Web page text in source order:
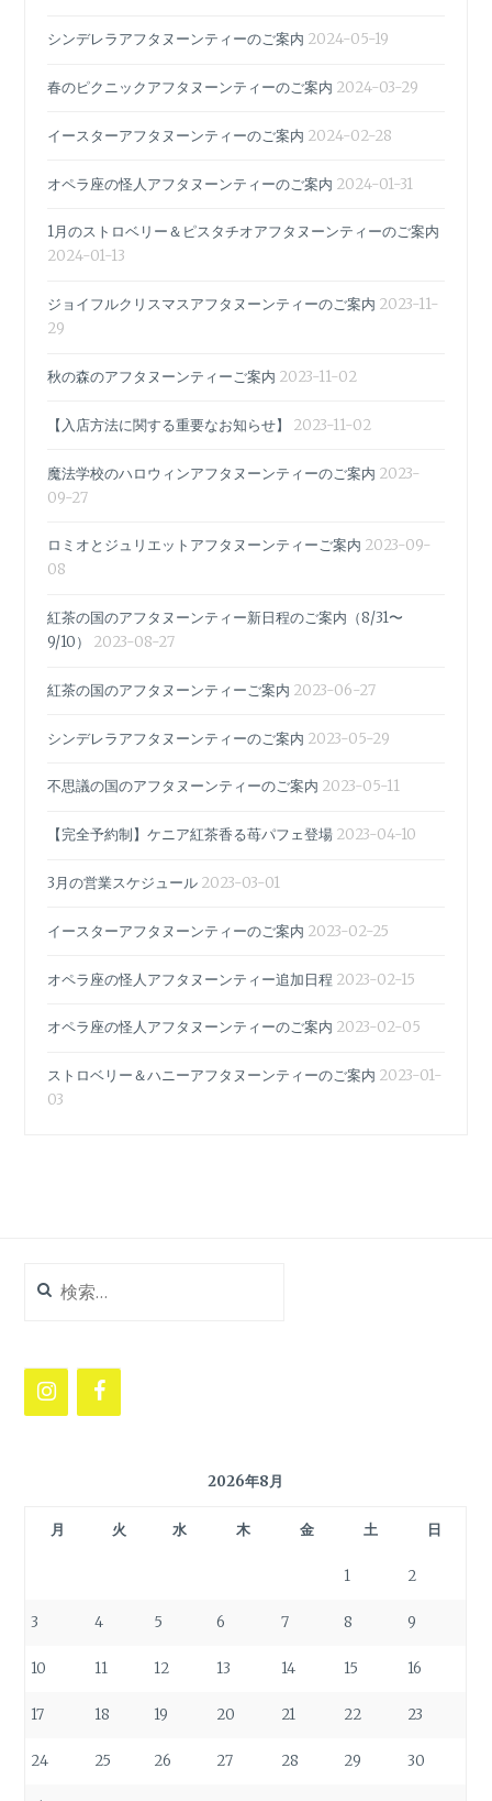
シンデレラアフタヌーンティーのご案内 2024-05-19
春のピクニックアフタヌーンティーのご案内 2024-03-29
イースターアフタヌーンティーのご案内 2024-02-28
オペラ座の怪人アフタヌーンティーのご案内 2024-01-31
1月のストロベリー＆ピスタチオアフタヌーンティーのご案内
2024-01-13
ジョイフルクリスマスアフタヌーンティーのご案内 2023-11-
29
秋の森のアフタヌーンティーご案内 2023-11-02
【入店方法に関する重要なお知らせ】 2023-11-02
魔法学校のハロウィンアフタヌーンティーのご案内 2023-
09-27
ロミオとジュリエットアフタヌーンティーご案内 2023-09-
08
紅茶の国のアフタヌーンティー新日程のご案内（8/31〜
9/10）
2023-08-27
紅茶の国のアフタヌーンティーご案内 2023-06-27
シンデレラアフタヌーンティーのご案内 2023-05-29
不思議の国のアフタヌーンティーのご案内 2023-05-11
【完全予約制】ケニア紅茶香る苺パフェ登場 2023-04-10
3月の営業スケジュール 2023-03-01
イースターアフタヌーンティーのご案内 2023-02-25
オペラ座の怪人アフタヌーンティー追加日程 2023-02-15
オペラ座の怪人アフタヌーンティーのご案内 2023-02-05
ストロベリー＆ハニーアフタヌーンティーのご案内 2023-01-
03
索:
2026年8月
月 火 水 木 金 土 日
1 2
3 4 5 6 7 8 9
10 11 12 13 14 15 16
17 18 19 20 21 22 23
24 25 26 27 28 29 30